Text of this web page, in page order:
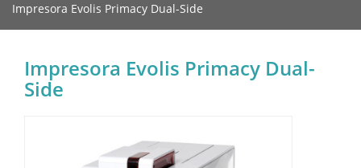
Impresora Evolis Primacy Dual-Side
Impresora Evolis Primacy Dual-
Side